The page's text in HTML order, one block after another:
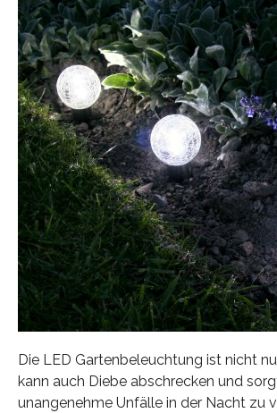
Die LED Gartenbeleuchtung ist nicht
kann auch Diebe abschrecken und
unangenehme Unfälle in der Nacht zu